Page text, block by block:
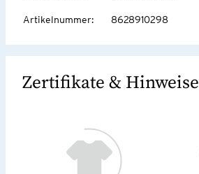
Artikelnummer: 8628910298
Zertifikate & Hinweise